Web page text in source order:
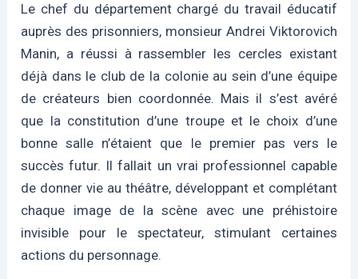
Le chef du département chargé du travail éducatif
auprès des prisonniers, monsieur Andrei Viktorovich
Manin, a réussi à rassembler les cercles existant
déjà dans le club de la colonie au sein d’une équipe
de créateurs bien coordonnée. Mais il s’est avéré
que la constitution d’une troupe et le choix d’une
bonne salle n’étaient que le premier pas vers le
succès futur. Il fallait un vrai professionnel capable
de donner vie au théâtre, développant et complétant
chaque image de la scène avec une préhistoire
invisible pour le spectateur, stimulant certaines
actions du personnage.